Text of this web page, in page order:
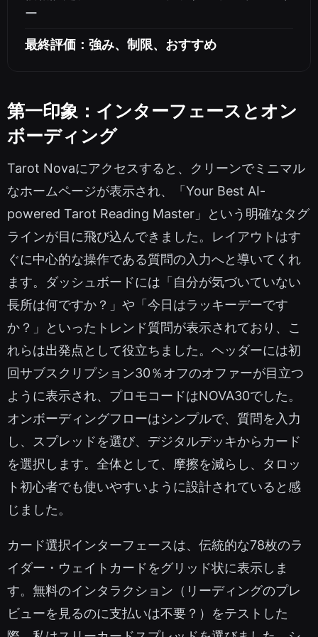
ー
最終評価：強み、制限、おすすめ
第一印象：インターフェースとオン
ボーディング
Tarot Novaにアクセスすると、クリーンでミニマル
なホームページが表示され、「Your Best AI-
powered Tarot Reading Master」という明確なタグ
ラインが目に飛び込んできました。レイアウトはす
ぐに中心的な操作である質問の入力へと導いてくれ
ます。ダッシュボードには「自分が気づいていない
長所は何ですか？」や「今日はラッキーデーです
か？」といったトレンド質問が表示されており、こ
れらは出発点として役立ちました。ヘッダーには初
回サブスクリプション30％オフのオファーが目立つ
ように表示され、プロモコードはNOVA30でした。
オンボーディングフローはシンプルで、質問を入力
し、スプレッドを選び、デジタルデッキからカード
を選択します。全体として、摩擦を減らし、タロッ
ト初心者でも使いやすいように設計されていると感
じました。
カード選択インターフェースは、伝統的な78枚のラ
イダー・ウェイトカードをグリッド状に表示しま
す。無料のインタラクション（リーディングのプレ
ビューを見るのに支払いは不要？）をテストした